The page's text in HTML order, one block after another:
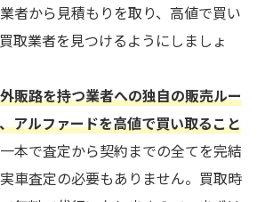
者から見積もりを取り、高値で買い
取業者を見つけるようにしましょ
販路を持つ業者への独自の販売ルー
アルファードを高値で買い取ること
本で査定から契約までの全てを完結
車査定の必要もありません。買取時